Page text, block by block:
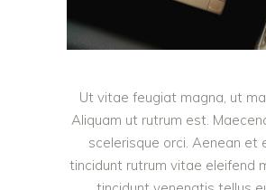
Ut vitae feugiat magna, ut
Aliquam ut rutrum est.
scelerisque orci. Aenean et
tincidunt rutrum vitae eleifend